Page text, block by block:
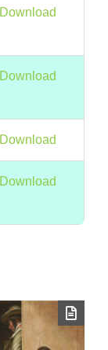
Download
Download
Download
Download